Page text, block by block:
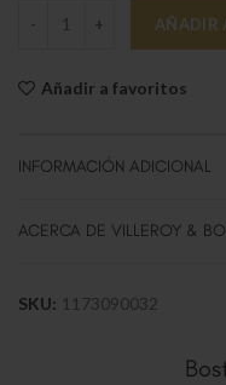
Boston coloured Copa
AÑADIR
Añadir a favoritos
INFORMACIÓN ADICIONAL
ACERCA DE VILLEROY &
SKU: 1173090032